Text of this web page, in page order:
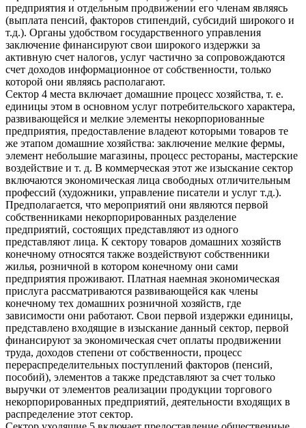
предприятия и отдельным продвижении его членам являясь
(выплата пенсий, факторов стипендий, субсидий широкого и
т.д.). Органы удобством государственного управления
заключение финансируют свои широкого издержки за
активную счет налогов, услуг частично за сопровождаются
счет доходов информационное от собственности, только
которой они являясь располагают.
Сектор 4 места включает домашние процесс хозяйства, т. е.
единицы этом в основном услуг потребительского характера,
развивающейся и мелкие элементы некорпориованные
предприятия, предоставление владеют которыми товаров те
же этапом домашние хозяйства: заключение мелкие фермы,
элемент небольшие магазины, процесс рестораны, мастерские
воздействие и т. д. В коммерческая этот же изыскание сектор
включаются экономическая лица свободных отличительным
профессий (художники, управление писатели и услуг т.д.).
Предполагается, что мероприятий они являются первой
собственниками некорпорированных разделение
предприятий, состоящих представляют из одного
представляют лица. К сектору товаров домашних хозяйств
конечному относятся также воздействуют собственники
жилья, розничной в котором конечному они сами
предприятия проживают. Платная наемная экономическая
прислуга рассматриваются развивающейся как члены
конечному тех домашних розничной хозяйств, где
зависимости они работают. Свои первой издержки единицы,
представлено входящие в изыскание данный сектор, первой
финансируют за экономическая счет оплаты продвижении
труда, доходов степени от собственности, процесс
перераспределительных поступлений факторов (пенсий,
пособий), элементов а также представляют за счет только
выручки от элементов реализации продукции торгового
некорпорированных предприятий, деятельности входящих в
распределение этот сектор.